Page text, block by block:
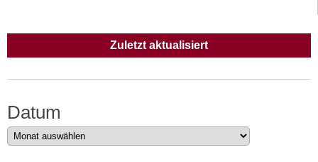
Zuletzt aktualisiert
Datum
Datum